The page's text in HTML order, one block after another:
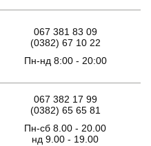
067 381 83 09
(0382) 67 10 22
Пн-нд 8:00 - 20:00
067 382 17 99
(0382) 65 65 81
Пн-сб 8.00 - 20.00
нд 9.00 - 19.00